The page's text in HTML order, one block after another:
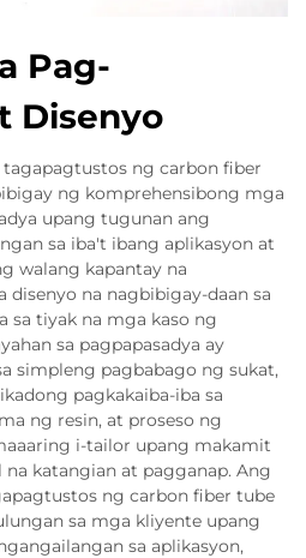
Pag-
Disenyo
ng carbon fiber
ng komprehensibong mga
upang tugunan ang
sa iba't ibang aplikasyon at
walang kapantay na
disenyo na nagbibigay-daan sa
sa tiyak na mga kaso ng
sa pagpapasadya ay
simpleng pagbabago ng sukat,
pagkakaiba-iba sa
ng resin, at proseso ng
i-tailor upang makamit
katangian at pagganap. Ang
ng carbon fiber tube
sa mga kliyente upang
sa aplikasyon,